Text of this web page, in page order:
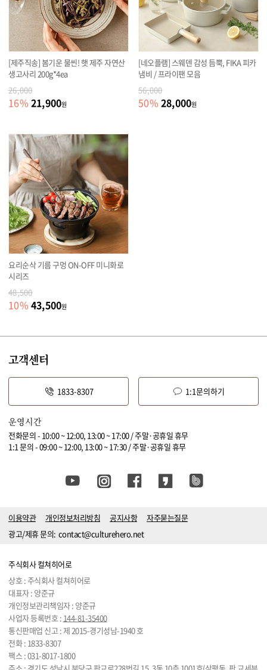
[제주직송] 봄기운 물씬! 햇 제주 자연산
생고사리 200g*4ea
26,000
16% 21,900원
[네오플램] 스웨덴 감성 듬뿍, FIKA 피카
냄비 / 프라이팬 모음
56,000
50% 28,000원
요리순삭 기름 구멍 ON-OFF 미니화로
시리즈
48,500
10% 43,500원
고객센터
1833-8307 1:1문의하기
운영시간
전화문의 - 10:00 ~ 12:00, 13:00 ~ 17:00 / 주말·공휴일 휴무
1:1 문의 - 09:00 ~ 12:00, 13:00 ~ 17:30 / 주말·공휴일 휴무
이용약관 개인정보처리방침 공지사항
자주묻는질문
광고/제휴 문의: contact@culturehero.net
주식회사 컬쳐히어로
상호 : 주식회사 컬쳐히어로
대표자 : 양준규
개인정보관리책임자 : 양준규
사업자 등록번호 : 144-81-35400
통신판매업 신고 : 제 2015-경기성남-1940 호
전화 : 1833-8307
팩스 : 031-8017-1800